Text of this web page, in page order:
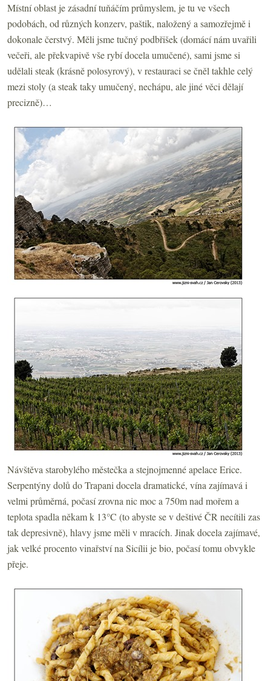
Místní oblast je zásadní tuňáčím průmyslem, je tu ve všech
podobách, od různých konzerv, paštik, naložený a samozřejmě i
dokonale čerstvý. Měli jsme tučný podbřišek (domácí nám uvařili
večeři, ale překvapivě vše rybí docela umučené), sami jsme si
udělali steak (krásně polosyrový), v restauraci se čněl takhle celý
mezi stoly (a steak taky umučený, nechápu, ale jiné věci dělají
precizně)…
Návštěva starobylého městečka a stejnojmenné apelace Erice.
Serpentýny dolů do Trapani docela dramatické, vína zajímavá i
velmi průměrná, počasí zrovna nic moc a 750m nad mořem a
teplota spadla někam k 13°C (to abyste se v deštivé ČR necítili zas
tak depresivně), hlavy jsme měli v mracích. Jinak docela zajímavé,
jak velké procento vinařství na Sicílii je bio, počasí tomu obvykle
přeje.